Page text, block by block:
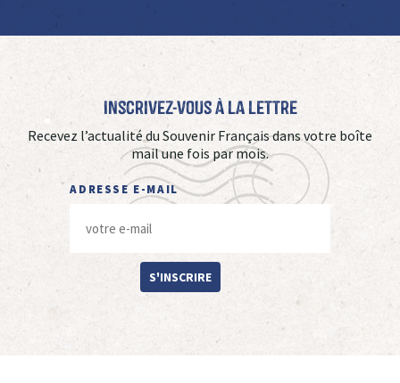
Inscrivez-vous à La Lettre
Recevez l’actualité du Souvenir Français dans votre boîte
mail une fois par mois.
ADRESSE E-MAIL
S'INSCRIRE